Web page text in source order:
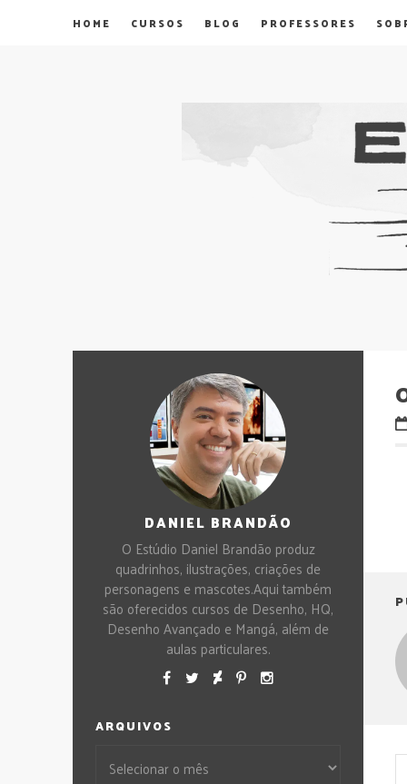
HOME CURSOS BLOG PROFESSORES
DANIEL BRANDÃO
O Estúdio Daniel Brandão produz
quadrinhos, ilustrações, criações de
personagens e mascotes.Aqui também
são oferecidos cursos de Desenho, HQ,
Desenho Avançado e Mangá, além de
aulas particulares.
ARQUIVOS